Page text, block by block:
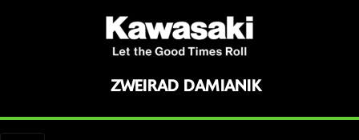
ZWEIRAD DAMIANIK